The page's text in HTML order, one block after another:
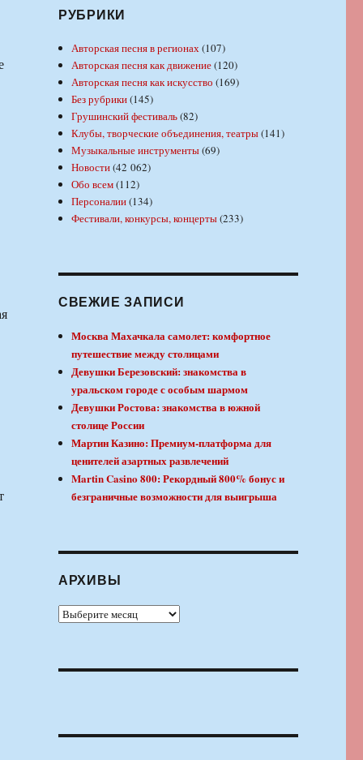
РУБРИКИ
Авторская песня в регионах(107)
Авторская песня как движение(120)
Авторская песня как искусство (169)
Без рубрики(145)
Грушинский фестиваль(82)
Клубы, творческие объединения, театры(141)
Музыкальные инструменты(69)
Новости(42 062)
Обо всем(112)
Персоналии(134)
Фестивали, конкурсы, концерты(233)
СВЕЖИЕ ЗАПИСИ
Москва Махачкала самолет: комфортное
путешествие между столицами
Девушки Березовский: знакомства в
уральском городе с особым шармом
Девушки Ростова: знакомства в южной
столице России
Мартин Казино: Премиум-платформа для
ценителей азартных развлечений
Martin Casino 800: Рекордный 800% бонус и
безграничные возможности для выигрыша
АРХИВЫ
Архивы